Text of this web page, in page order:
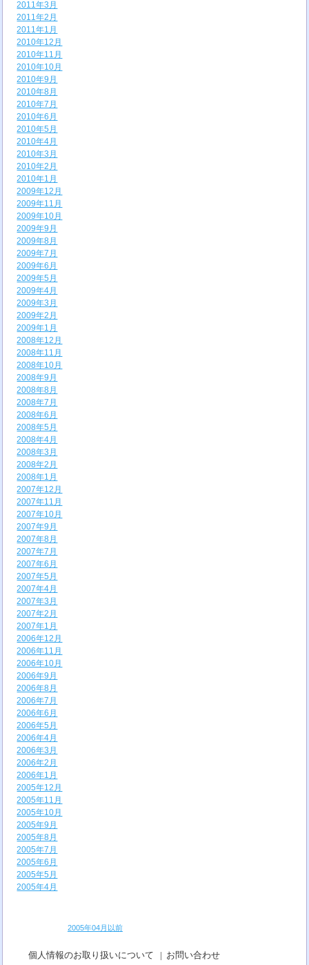
2011年3月
2011年2月
2011年1月
2010年12月
2010年11月
2010年10月
2010年9月
2010年8月
2010年7月
2010年6月
2010年5月
2010年4月
2010年3月
2010年2月
2010年1月
2009年12月
2009年11月
2009年10月
2009年9月
2009年8月
2009年7月
2009年6月
2009年5月
2009年4月
2009年3月
2009年2月
2009年1月
2008年12月
2008年11月
2008年10月
2008年9月
2008年8月
2008年7月
2008年6月
2008年5月
2008年4月
2008年3月
2008年2月
2008年1月
2007年12月
2007年11月
2007年10月
2007年9月
2007年8月
2007年7月
2007年6月
2007年5月
2007年4月
2007年3月
2007年2月
2007年1月
2006年12月
2006年11月
2006年10月
2006年9月
2006年8月
2006年7月
2006年6月
2006年5月
2006年4月
2006年3月
2006年2月
2006年1月
2005年12月
2005年11月
2005年10月
2005年9月
2005年8月
2005年7月
2005年6月
2005年5月
2005年4月
2005年04月以前
個人情報のお取り扱いについて お問い合わせ